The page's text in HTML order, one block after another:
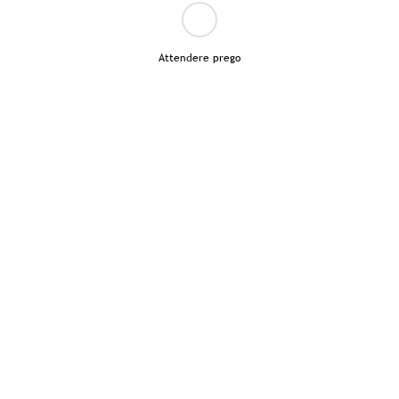
Attendere prego